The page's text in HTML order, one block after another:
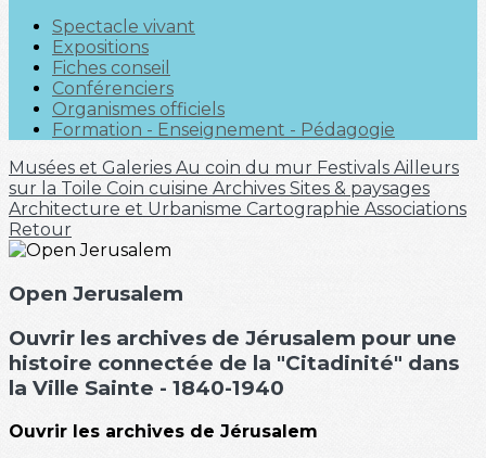
Spectacle vivant
Expositions
Fiches conseil
Conférenciers
Organismes officiels
Formation - Enseignement - Pédagogie
Musées et Galeries Au coin du mur Festivals Ailleurs
sur la Toile Coin cuisine Archives Sites & paysages
Architecture et Urbanisme Cartographie Associations
Retour
Open Jerusalem
Ouvrir les archives de Jérusalem pour une
histoire connectée de la "Citadinité" dans
la Ville Sainte - 1840-1940
Ouvrir les archives de Jérusalem